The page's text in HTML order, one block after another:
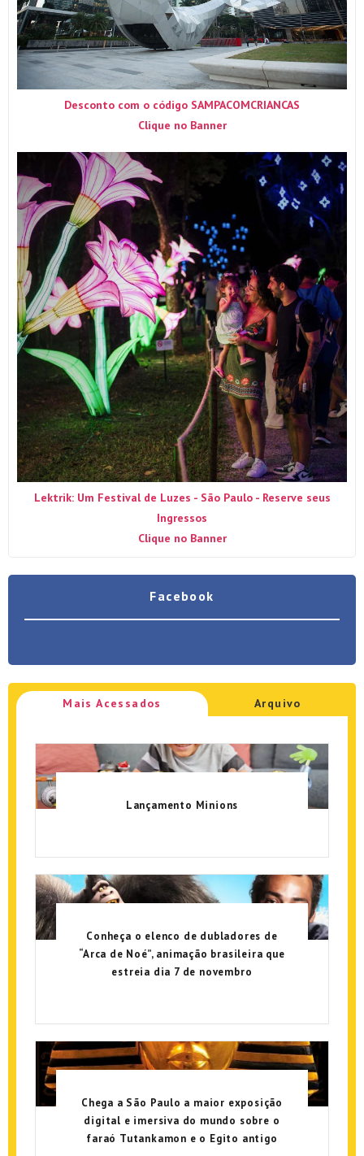
Desconto com o código SAMPACOMCRIANCAS
Clique no Banner
Lektrik: Um Festival de Luzes - São Paulo - Reserve seus
Ingressos
Clique no Banner
Facebook
Mais Acessados Arquivo
Lançamento Minions
Conheça o elenco de dubladores de
“Arca de Noé”, animação brasileira que
estreia dia 7 de novembro
Chega a São Paulo a maior exposição
digital e imersiva do mundo sobre o
faraó Tutankamon e o Egito antigo